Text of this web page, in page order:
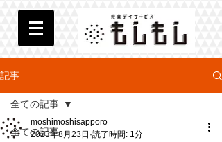
記事
全ての記事
全ての記事
moshimoshisapporo
2023年8月23日 読了時間: 1分